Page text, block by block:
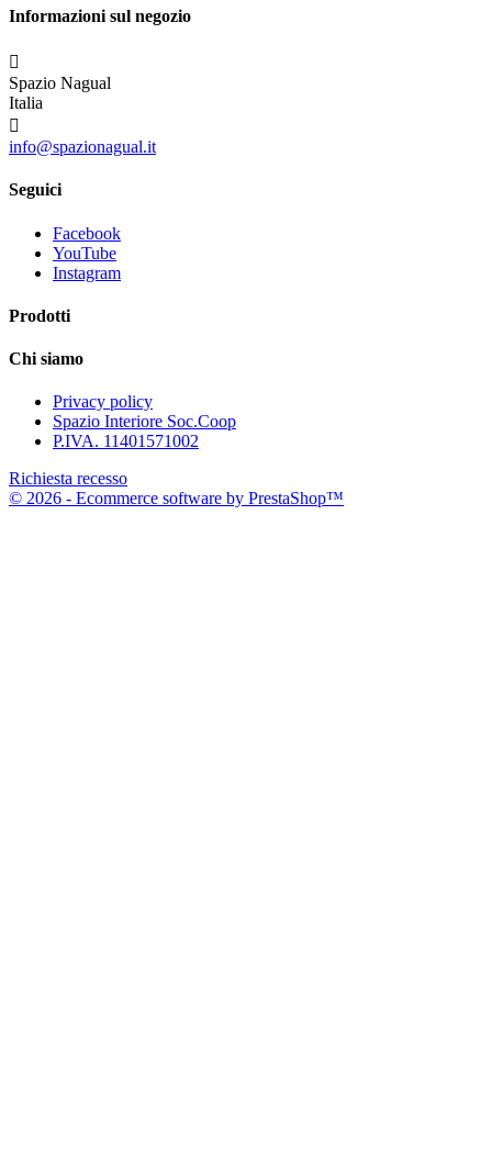
Informazioni sul negozio

Spazio Nagual
Italia

info@spazionagual.it
Seguici
Facebook
YouTube
Instagram
Prodotti
Chi siamo
Privacy policy
Spazio Interiore Soc.Coop
P.IVA. 11401571002
Richiesta recesso
© 2026 - Ecommerce software by PrestaShop™